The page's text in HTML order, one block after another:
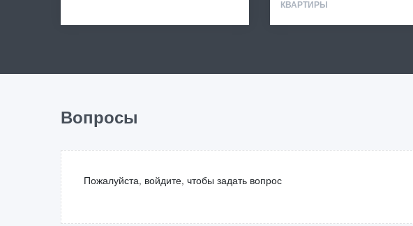
КВАРТИРЫ
Вопросы
Пожалуйста, войдите, чтобы задать вопрос